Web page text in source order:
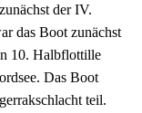
der IV.
das Boot zunächst
10. Halbflottille
Das Boot
teil.